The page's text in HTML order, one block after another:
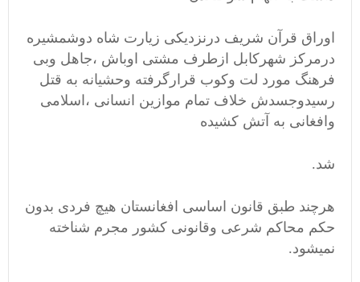
اوراق قرآن شریف درنزدیکی زیارت شاه دوشمشیره
درمرکز شهرکابل ازطرف مشتی اوباش ،جاهل وبی
فرهنگ مورد لت وکوب قرارگرفته وحشیانه به قتل
رسیدوجسدش خلاف تمام موازین انسانی ،اسلامی
وافغانی به آتش کشیده
شد.
هرچند طبق قانون اساسی افغانستان هیچ فردی بدون
حکم محاکم شرعی وقانونی کشور مجرم شناخته
نمیشود.